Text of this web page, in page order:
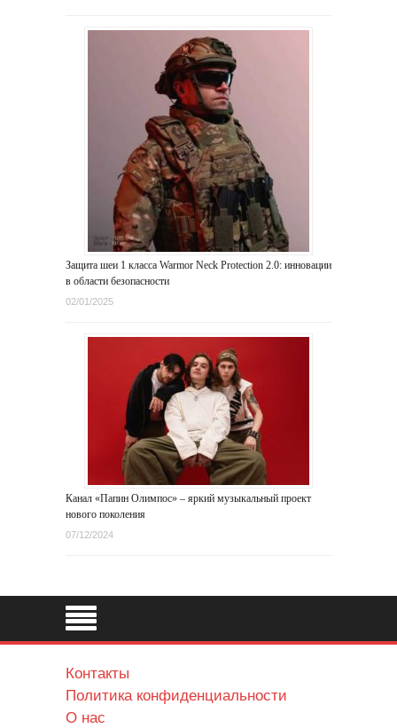
Защита шеи 1 класса Warmor Neck Protection 2.0: инновации
в области безопасности
02/01/2025
Канал «Папин Олимпос» – яркий музыкальный проект
нового поколения
07/12/2024
Контакты
Политика конфиденциальности
О нас